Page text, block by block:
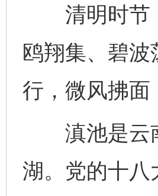
清明时节，
鸥翔集、碧
行，微风拂面
滇池是云南
湖。党的十八